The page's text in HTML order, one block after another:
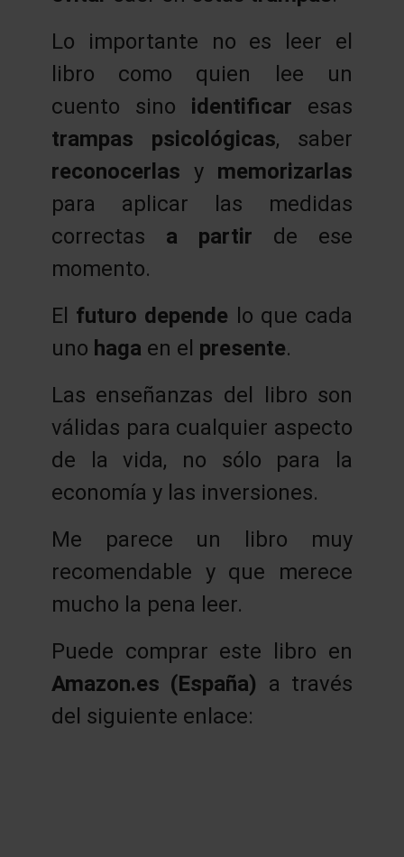
Lo importante no es leer el
libro como quien lee un
cuento sino identificar esas
trampas psicológicas, saber
reconocerlas y memorizarlas
para aplicar las medidas
correctas a partir de ese
momento.
El futuro depende lo que cada
uno haga en el presente.
Las enseñanzas del libro son
válidas para cualquier aspecto
de la vida, no sólo para la
economía y las inversiones.
Me parece un libro muy
recomendable y que merece
mucho la pena leer.
Puede comprar este libro en
Amazon.es (España) a través
del siguiente enlace: